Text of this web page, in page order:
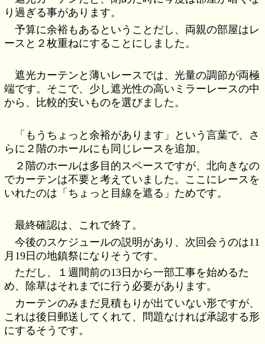
り過ぎる事があります。
予算に余裕もあるということだし、両親の部屋はレ
ースと２枚重ねにすることにしました。
遮光カーテンと薄いレースでは、光量の調節が両極
端です。そこで、少し遮光性の高いミラーレースの中
から、比較的安いものを選びました。
「もうちょっと余裕があります」という言葉で、さ
らに２階のホールにも同じレースを追加。
２階のホールは多目的スペースですが、北向きなの
でカーテンは不要と考えていました。ここにレースを
いれたのは「ちょっと目線を遮る」ためです。
最終確認は、これで終了。
今後のスケジュールの説明があり、次回会うのは11
月19日の地鎮祭になりそうです。
ただし、１週間前の13日から一部工事を始めるた
め、除草はそれまでに行う必要があります。
カーテンのみまだ見積もりが出ていない形ですが、
これは後日郵送してくれて、問題なければ承認する形
にするそうです。